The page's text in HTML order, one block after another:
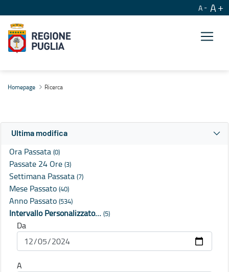
A A
Homepage Ricerca
Ultima modifica
Ora Passata (0)
Passate 24 Ore (3)
Settimana Passata (7)
Mese Passato (40)
Anno Passato (534)
Intervallo Personalizzato… (5)
Da
A